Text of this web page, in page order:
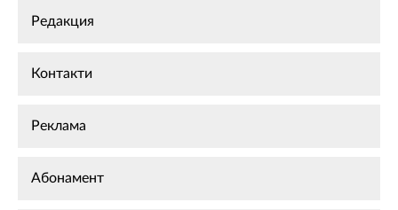
Редакция
Контакти
Реклама
Абонамент